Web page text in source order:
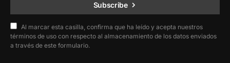
Subscribe
Al marcar esta casilla, confirma que ha leído y acepta nuestros
términos de uso con respecto al almacenamiento de los datos enviados
a través de este formulario.